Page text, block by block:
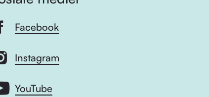
Facebook
Instagram
YouTube